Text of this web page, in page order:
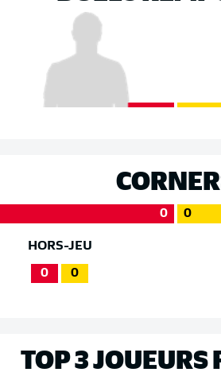
0 0
HORS-JEU
0 0
TOP 3